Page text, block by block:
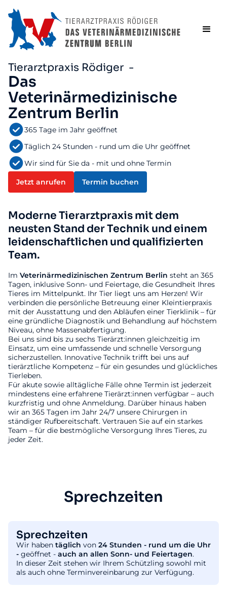
Tierarztpraxis Rödiger -
Das
Veterinärmedizinische
Zentrum Berlin
365 Tage im Jahr geöffnet
Täglich 24 Stunden - rund um die Uhr geöffnet
Wir sind für Sie da - mit und ohne Termin
Jetzt anrufen Termin buchen
Moderne Tierarztpraxis mit dem
neusten Stand der Technik und einem
leidenschaftlichen und qualifizierten
Team.
Im Veterinärmedizinischen Zentrum Berlin steht an 365
Tagen, inklusive Sonn- und Feiertage, die Gesundheit Ihres
Tieres im Mittelpunkt. Ihr Tier liegt uns am Herzen! Wir
verbinden die persönliche Betreuung einer Kleintierpraxis
mit der Ausstattung und den Abläufen einer Tierklinik – für
eine gründliche Diagnostik und Behandlung auf höchstem
Niveau, ohne Massenabfertigung.
Bei uns sind bis zu sechs Tierärzt:innen gleichzeitig im
Einsatz, um eine umfassende und schnelle Versorgung
sicherzustellen. Innovative Technik trifft bei uns auf
tierärztliche Kompetenz – für ein gesundes und glückliches
Tierleben.
Für akute sowie alltägliche Fälle ohne Termin ist jederzeit
mindestens eine erfahrene Tierärzt:innen verfügbar – auch
kurzfristig und ohne Anmeldung. Darüber hinaus haben
wir an 365 Tagen im Jahr 24/7 unsere Chirurgen in
ständiger Rufbereitschaft. Vertrauen Sie auf ein starkes
Team – für die bestmögliche Versorgung Ihres Tieres, zu
jeder Zeit.
Sprechzeiten
Sprechzeiten
Wir haben täglich von 24 Stunden - rund um die Uhr
- geöffnet - auch an allen Sonn- und Feiertagen.
In dieser Zeit stehen wir Ihrem Schützling sowohl mit
als auch ohne Terminvereinbarung zur Verfügung.